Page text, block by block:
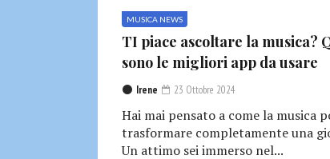
MUSICA NEWS
TI piace ascoltare la musica?
sono le migliori app da usare
Irene 23 Ottobre 2024
Hai mai pensato a come la musica
trasformare completamente una
Un attimo sei immerso nel...